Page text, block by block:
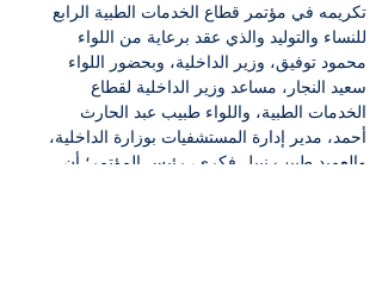
تكريمه في مؤتمر قطاع الخدمات الطبية الرابع
للنساء والتوليد والذي عقد برعاية من اللواء
محمود توفيق، وزير الداخلية، وبحضور اللواء
سعيد النجار، مساعد وزير الداخلية لقطاع
الخدمات الطبية، واللواء طبيب عبد الحارث
أحمد، مدير إدارة المستشفيات بوزارة الداخلية،
والعميد طبيب نبيل فكري، رئيس المؤتمر؛ أن